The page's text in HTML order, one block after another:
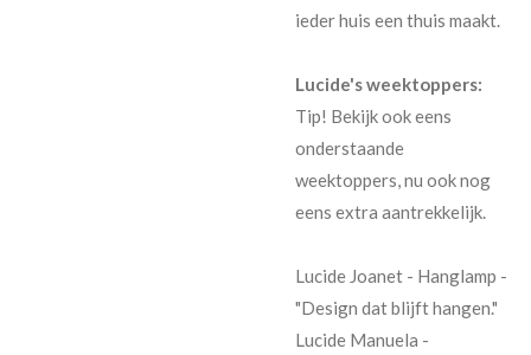
ieder huis een thuis maakt.
Lucide's weektoppers:
Tip! Bekijk ook eens
onderstaande
weektoppers, nu ook nog
eens extra aantrekkelijk.
Lucide Joanet - Hanglamp -
"Design dat blijft hangen."
Lucide Manuela -